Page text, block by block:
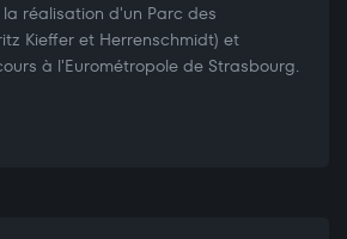
la réalisation d'un Parc des
Kieffer et Herrenschmidt) et
à l'Eurométropole de Strasbourg.